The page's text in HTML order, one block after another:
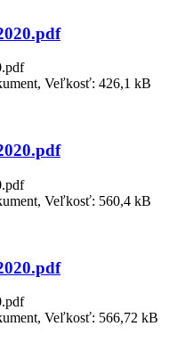
Veľkosť: 426,1 kB
Veľkosť: 560,4 kB
Veľkosť: 566,72 kB